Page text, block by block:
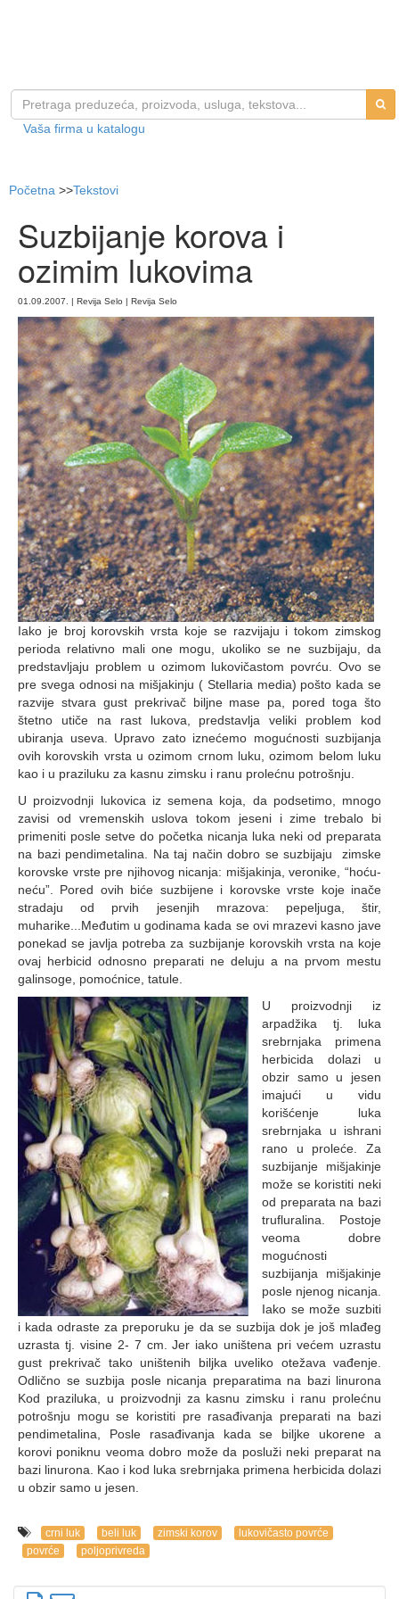
Vaša firma u katalogu
Početna >>Tekstovi
Suzbijanje korova i
ozimim lukovima
01.09.2007. | Revija Selo | Revija Selo
Iako je broj korovskih vrsta koje se razvijaju i tokom zimskog
perioda relativno mali one mogu, ukoliko se ne suzbijaju, da
predstavljaju problem u ozimom lukovičastom povrću. Ovo se
pre svega odnosi na mišjakinju ( Stellaria media) pošto kada se
razvije stvara gust prekrivač biljne mase pa, pored toga što
štetno utiče na rast lukova, predstavlja veliki problem kod
ubiranja useva. Upravo zato iznećemo mogućnosti suzbijanja
ovih korovskih vrsta u ozimom crnom luku, ozimom belom luku
kao i u praziluku za kasnu zimsku i ranu prolećnu potrošnju.
U proizvodnji lukovica iz semena koja, da podsetimo, mnogo
zavisi od vremenskih uslova tokom jeseni i zime trebalo bi
primeniti posle setve do početka nicanja luka neki od preparata
na bazi pendimetalina. Na taj način dobro se suzbijaju zimske
korovske vrste pre njihovog nicanja: mišjakinja, veronike, “hoću-
neću”. Pored ovih biće suzbijene i korovske vrste koje inače
stradaju od prvih jesenjih mrazova: pepeljuga, štir,
muharike...Međutim u godinama kada se ovi mrazevi kasno jave
ponekad se javlja potreba za suzbijanje korovskih vrsta na koje
ovaj herbicid odnosno preparati ne deluju a na prvom mestu
galinsoge, pomoćnice, tatule.
U proizvodnji iz
arpadžika tj. luka
srebrnjaka primena
herbicida dolazi u
obzir samo u jesen
imajući u vidu
korišćenje luka
srebrnjaka u ishrani
rano u proleće. Za
suzbijanje mišjakinje
može se koristiti neki
od preparata na bazi
trufluralina. Postoje
veoma dobre
mogućnosti
suzbijanja mišjakinje
posle njenog nicanja.
Iako se može suzbiti
i kada odraste za preporuku je da se suzbija dok je još mlađeg
uzrasta tj. visine 2- 7 cm. Jer iako uništena pri većem uzrastu
gust prekrivač tako uništenih biljka uveliko otežava vađenje.
Odlično se suzbija posle nicanja preparatima na bazi linurona
Kod praziluka, u proizvodnji za kasnu zimsku i ranu prolećnu
potrošnju mogu se koristiti pre rasađivanja preparati na bazi
pendimetalina, Posle rasađivanja kada se biljke ukorene a
korovi poniknu veoma dobro može da posluži neki preparat na
bazi linurona. Kao i kod luka srebrnjaka primena herbicida dolazi
u obzir samo u jesen.
crni luk beli luk zimski korov
lukovičasto povrće
povrće
poljoprivreda